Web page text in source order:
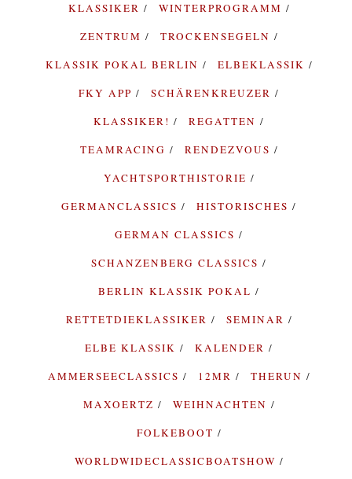
KLASSIKER
WINTERPROGRAMM
ZENTRUM
TROCKENSEGELN
KLASSIK POKAL BERLIN
ELBEKLASSIK
FKY APP
SCHÄRENKREUZER
KLASSIKER!
REGATTEN
TEAMRACING
RENDEZVOUS
YACHTSPORTHISTORIE
GERMANCLASSICS
HISTORISCHES
GERMAN CLASSICS
SCHANZENBERG CLASSICS
BERLIN KLASSIK POKAL
RETTETDIEKLASSIKER
SEMINAR
ELBE KLASSIK
KALENDER
AMMERSEECLASSICS
12MR
THERUN
MAXOERTZ
WEIHNACHTEN
FOLKEBOOT
WORLDWIDECLASSICBOATSHOW